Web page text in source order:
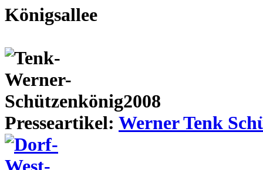
Presseartikel: Werner Tenk